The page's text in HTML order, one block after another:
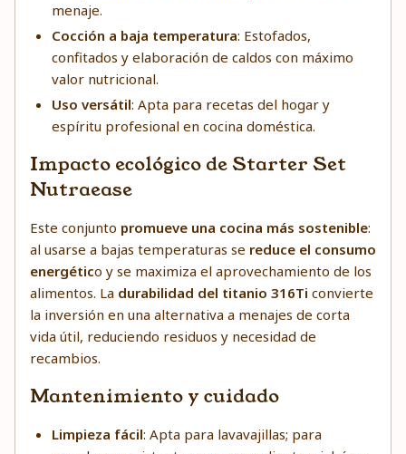
menaje.
Cocción a baja temperatura: Estofados,
confitados y elaboración de caldos con máximo
valor nutricional.
Uso versátil: Apta para recetas del hogar y
espíritu profesional en cocina doméstica.
Impacto ecológico de Starter Set
Nutraease
Este conjunto promueve una cocina más sostenible:
al usarse a bajas temperaturas se reduce el consumo
energético y se maximiza el aprovechamiento de los
alimentos. La durabilidad del titanio 316Ti convierte
la inversión en una alternativa a menajes de corta
vida útil, reduciendo residuos y necesidad de
recambios.
Mantenimiento y cuidado
Limpieza fácil: Apta para lavavajillas; para